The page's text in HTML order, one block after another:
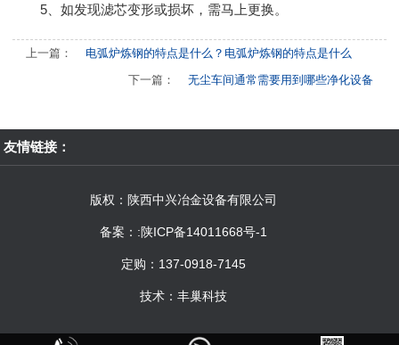
5、如发现滤芯变形或损坏，需马上更换。
上一篇：
电弧炉炼钢的特点是什么？电弧炉炼钢的特点是什么
下一篇：
无尘车间通常需要用到哪些净化设备
友情链接：
版权：陕西中兴冶金设备有限公司
备案： :陕ICP备14011668号-1
定购：137-0918-7145
技术：丰巢科技